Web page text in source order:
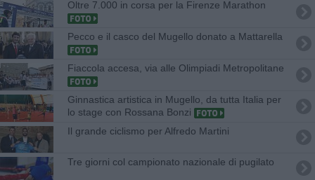
Oltre 7.000 in corsa per la Firenze Marathon
Pecco e il casco del Mugello donato a Mattarella
Fiaccola accesa, via alle Olimpiadi Metropolitane
Ginnastica artistica in Mugello, da tutta Italia per
lo stage con Rossana Bonzi
Il grande ciclismo per Alfredo Martini
Tre giorni col campionato nazionale di pugilato